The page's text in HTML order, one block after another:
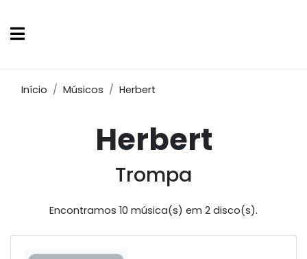
Início Músicos Herbert
Herbert
Trompa
Encontramos 10 música(s) em 2 disco(s).